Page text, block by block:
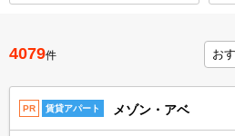
不動産
TOP
4079件
PR 賃貸アパート メゾン・アベ